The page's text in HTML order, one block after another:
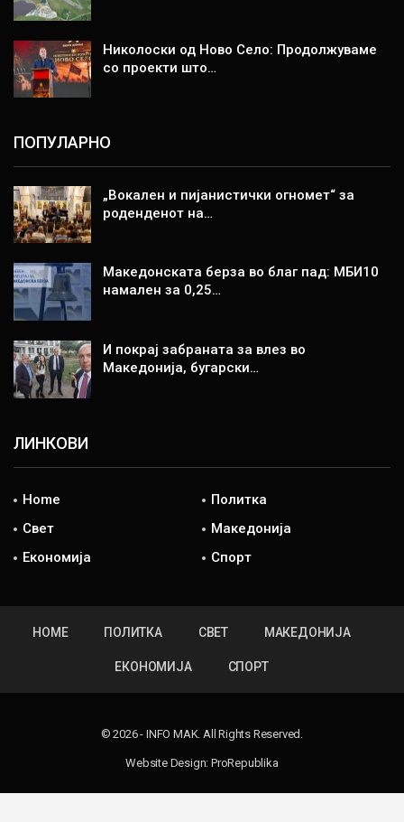
Николоски од Ново Село: Продолжуваме
со проекти што…
ПОПУЛАРНО
„Вокален и пијанистички огномет“ за
роденденот на…
Македонската берза во благ пад: МБИ10
намален за 0,25…
И покрај забраната за влез во
Македонија, бугарски…
ЛИНКОВИ
Home
Политка
Свет
Македонија
Економија
Спорт
HOME ПОЛИТКА СВЕТ МАКЕДОНИЈА
ЕКОНОМИЈА СПОРТ
© 2026 - INFO MAK. All Rights Reserved.
Website Design:ProRepublika